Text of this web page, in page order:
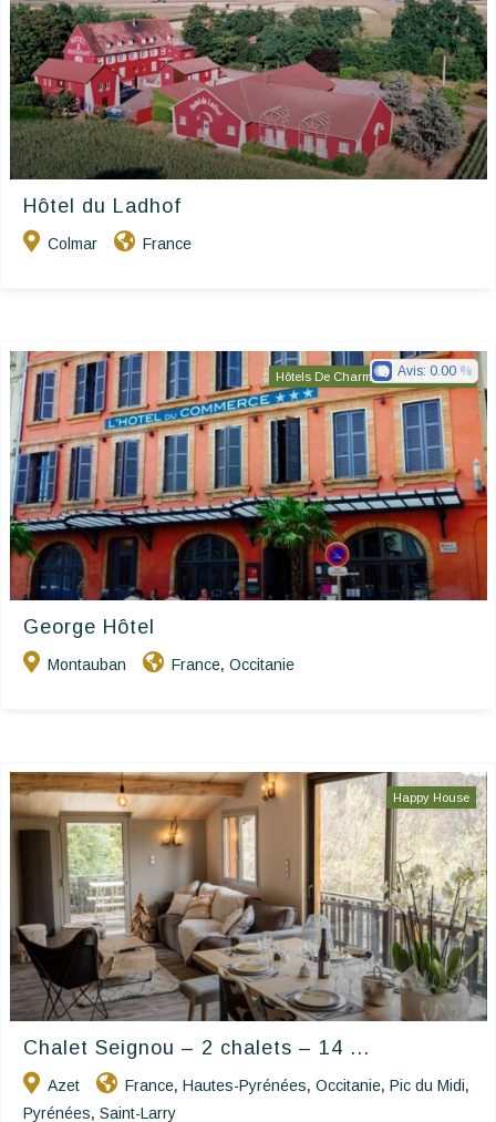
Hôtel du Ladhof
Colmar France
Hôtels De Charme & De Caractère
George Hôtel
Montauban France, Occitanie
Avis: 0.00
Happy House
Chalet Seignou – 2 chalets – 14 ...
Azet France, Hautes-Pyrénées, Occitanie, Pic du Midi,
Pyrénées, Saint-Larry